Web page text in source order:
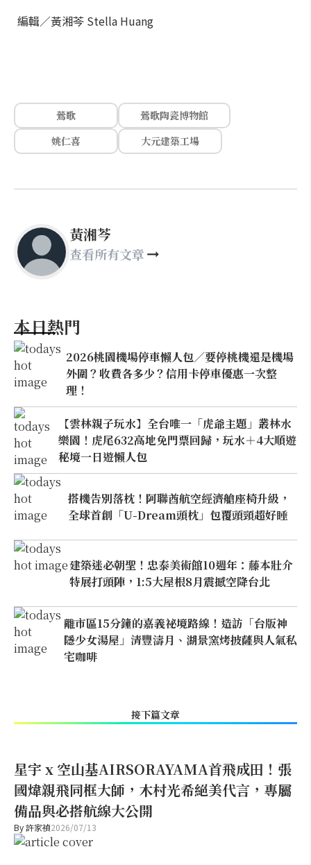
編輯／黃湘芩 Stella Huang
鶯歌
鶯歌陶瓷博物館
姚仁喜
大元建築工場
黃湘芩
查看所有文章
本日熱門
2026桃園機場停車懶人包／要停桃機還是機場
外圍？收費各多少？信用卡停車優惠一次整
理！
【雲林親子玩水】全台唯一「虎爺主題」叢林水
樂園！虎尾632高地免門票回歸，玩水＋4大順遊
秘境一日遊懶人包
搭機告別落枕！阿聯酋航空經濟艙座椅升級，
全球首創「U-Dream頭枕」包覆頭頸超好睡
建築迷必朝聖！忠泰美術館10週年：藤本壯介
特展打頭陣，1:5大屋根8月震撼空降台北
離市區15分鐘的嘉義祕境路線！造訪「台版神
隱少女湯屋」清豐濤月、湖景窯烤披薩與人氣私
宅咖啡
接下篇文章
星宇 x 空山基AIRSORAYAMA首飛成田！張
國煒親飛同框大師，木村光希絕美代言，專屬
備品與必搭航線大公開
By許家禎2026/07/13